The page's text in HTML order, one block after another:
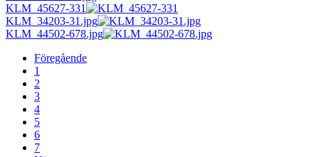
KLM_45627-331
KLM_34203-31.jpg
KLM_44502-678.jpg
Föregående
1
2
3
4
5
6
7